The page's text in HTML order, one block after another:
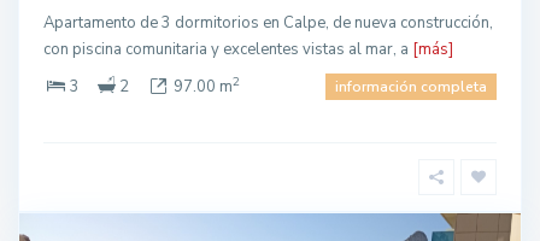
Apartamento de 3 dormitorios en Calpe, de nueva construcción,
con piscina comunitaria y excelentes vistas al mar, a [más]
3
2 97.00 m2 información completa